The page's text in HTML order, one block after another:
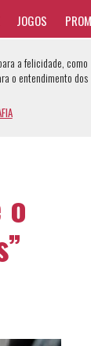
JOGOS
a felicidade, como
o entendimento dos